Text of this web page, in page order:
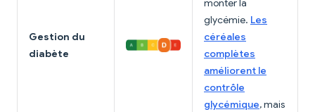
Gestion du
diabète
monter la
glycémie. Les
céréales
complètes
améliorent le
contrôle
glycémique, mais